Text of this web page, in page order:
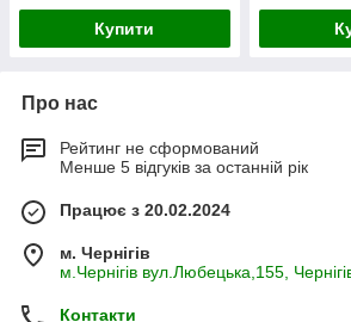
Купити
Про нас
Рейтинг не сформований
Менше 5 відгуків за останній рік
Працює з 20.02.2024
м. Чернігів
м.Чернігів вул.Любецька,155,
Контакти